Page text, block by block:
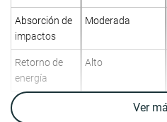
Absorción de
impactos
Moderada
Retorno de
energía
Alto
Ver